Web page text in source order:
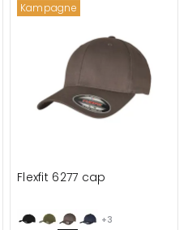
Kampagne
+3
Flexfit 6277 cap